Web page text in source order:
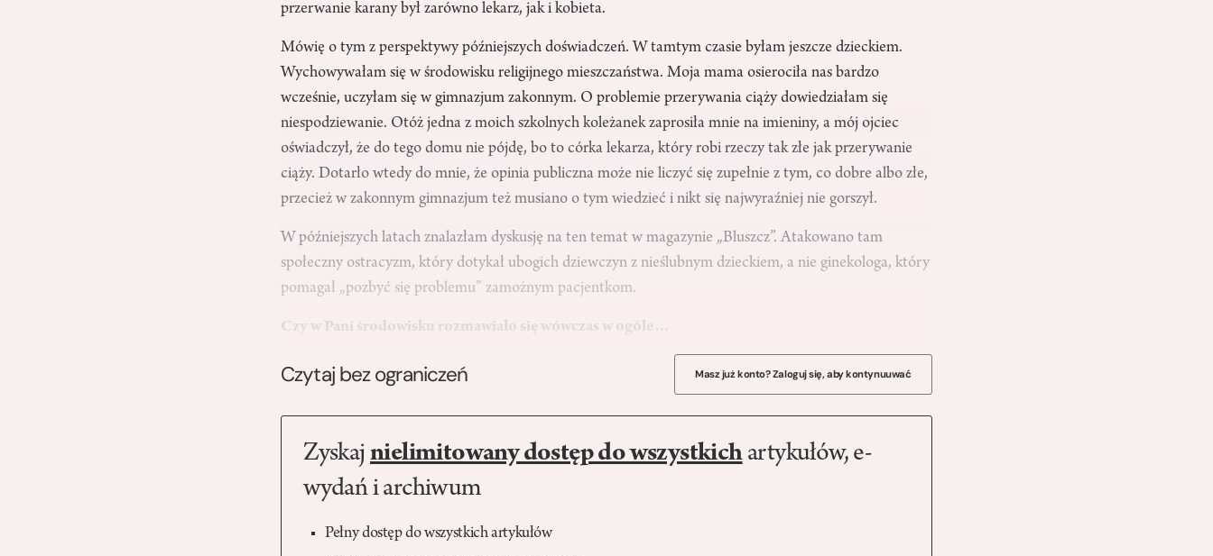
przerwanie karany był zarówno lekarz, jak i kobieta.
Mówię o tym z perspektywy późniejszych doświadczeń. W tamtym czasie byłam jeszcze dzieckiem.
Wychowywałam się w środowisku religijnego mieszczaństwa. Moja mama osierociła nas bardzo
wcześnie, uczyłam się w gimnazjum zakonnym. O problemie przerywania ciąży dowiedziałam się
niespodziewanie. Otóż jedna z moich szkolnych koleżanek zaprosiła mnie na imieniny, a mój ojciec
oświadczył, że do tego domu nie pójdę, bo to córka lekarza, który robi rzeczy tak złe jak przerywanie
ciąży. Dotarło wtedy do mnie, że opinia publiczna może nie liczyć się zupełnie z tym, co dobre albo złe,
przecież w zakonnym gimnazjum też musiano o tym wiedzieć i nikt się najwyraźniej nie gorszył.
W późniejszych latach znalazłam dyskusję na ten temat w magazynie „Bluszcz”. Atakowano tam
społeczny ostracyzm, który dotykał ubogich dziewczyn z nieślubnym dzieckiem, a nie ginekologa, który
pomagał „pozbyć się problemu” zamożnym pacjentkom.
Czy w Pani środowisku rozmawiało się wówczas w ogóle…
Czytaj bez ograniczeń Masz już konto? Zaloguj się, aby kontynuuwać
Zyskaj nielimitowany dostęp do wszystkichartykułów, e-
wydań i archiwum
Pełny dostęp do wszystkich artykułów